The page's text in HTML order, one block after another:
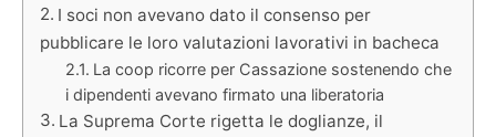
I soci non avevano dato il consenso per
pubblicare le loro valutazioni lavorativi in bacheca
La coop ricorre per Cassazione sostenendo che
i dipendenti avevano firmato una liberatoria
La Suprema Corte rigetta le doglianze, il